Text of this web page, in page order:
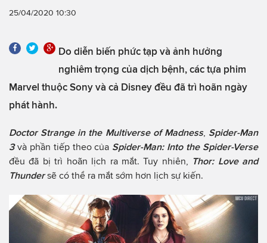
25/04/2020 10:30
Do diễn biến phức tạp và ảnh hưởng
nghiêm trọng của dịch bệnh, các tựa phim
Marvel thuộc Sony và cả Disney đều đã trì hoãn ngày
phát hành.
Doctor Strange in the Multiverse of Madness, Spider-Man
3và phần tiếp theo của Spider-Man: Into the Spider-Verse
đều đã bị trì hoãn lịch ra mắt. Tuy nhiên,
Thor: Love and
Thundersẽ có thể ra mắt sớm hơn lịch sự kiến.